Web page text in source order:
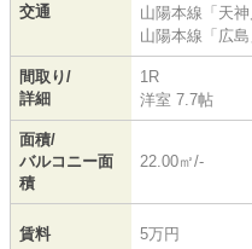
交通
山陽本線 「天神
山陽本線 「広島
間取り/
詳細
1R
洋室 7.7帖
面積/
バルコニー面
積
22.00㎡/-
賃料 5万円